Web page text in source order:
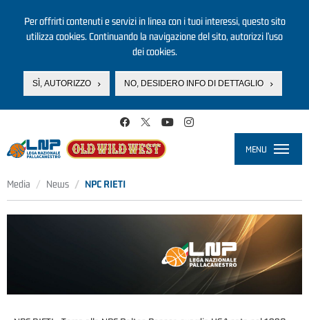
Per offrirti contenuti e servizi in linea con i tuoi interessi, questo sito
utilizza cookies. Continuando la navigazione del sito, autorizzi l’uso
dei cookies.
SÌ, AUTORIZZO NO, DESIDERO INFO DI DETTAGLIO
MENU
Media News NPC RIETI